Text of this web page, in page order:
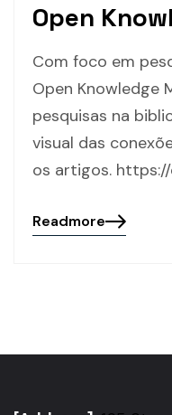
Open
Com foco em
Open Knowledge
pesquisas na
visual das
os artigos.
Readmore